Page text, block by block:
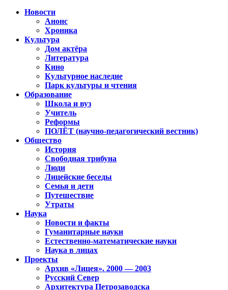
Новости
Анонс
Хроника
Культура
Дом актёра
Литература
Кино
Культурное наследие
Парк культуры и чтения
Образование
Школа и вуз
Учитель
Реформы
ПОЛЁТ (научно-педагогический вестник)
Общество
История
Свободная трибуна
Люди
Лицейские беседы
Семья и дети
Путешествие
Утраты
Наука
Новости и факты
Гуманитарные науки
Естественно-математические науки
Наука в лицах
Проекты
Архив «Лицея». 2000 — 2003
Русский Север
Архитектура Петрозаводска